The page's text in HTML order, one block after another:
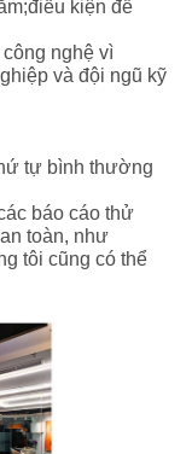
kiện để
nghệ vì
và đội ngũ kỹ
tự bình thường
báo cáo thử
toàn, như
tôi cũng có thể